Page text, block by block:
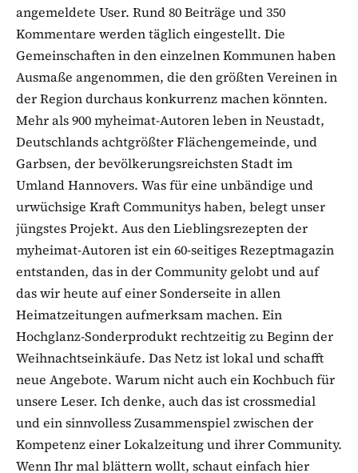
angemeldete User. Rund 80 Beiträge und 350
Kommentare werden täglich eingestellt. Die
Gemeinschaften in den einzelnen Kommunen haben
Ausmaße angenommen, die den größten Vereinen in
der Region durchaus konkurrenz machen könnten.
Mehr als 900 myheimat-Autoren leben in Neustadt,
Deutschlands achtgrößter Flächengemeinde, und
Garbsen, der bevölkerungsreichsten Stadt im
Umland Hannovers. Was für eine unbändige und
urwüchsige Kraft Communitys haben, belegt unser
jüngstes Projekt. Aus den Lieblingsrezepten der
myheimat-Autoren ist ein 60-seitiges Rezeptmagazin
entstanden, das in der Community gelobt und auf
das wir heute auf einer Sonderseite in allen
Heimatzeitungen aufmerksam machen. Ein
Hochglanz-Sonderprodukt rechtzeitig zu Beginn der
Weihnachtseinkäufe. Das Netz ist lokal und schafft
neue Angebote. Warum nicht auch ein Kochbuch für
unsere Leser. Ich denke, auch das ist crossmedial
und ein sinnvolless Zusammenspiel zwischen der
Kompetenz einer Lokalzeitung und ihrer Community.
Wenn Ihr mal blättern wollt, schaut einfach hier